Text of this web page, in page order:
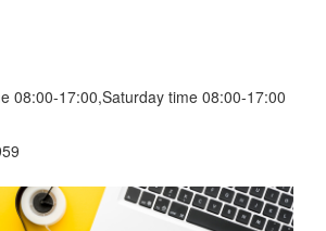
08:00-17:00,Saturday time 08:00-17:00